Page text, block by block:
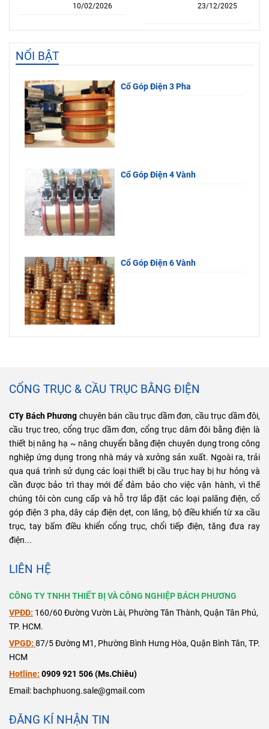
2P (15A)
10/02/2026 23/12/2025
NỔI BẬT
Cổ Góp Điện 3 Pha
Cổ Góp Điện 4 Vành
Cổ Góp Điện 6 Vành
CỔNG TRỤC & CẦU TRỤC BẰNG ĐIỆN
CTy Bách Phương chuyên bán cầu trục dầm đơn, cầu trục dầm đôi,
cầu trục treo, cổng trục dầm đơn, cổng trục dâm đôi bằng điện là
thiết bị nâng hạ ~ nâng chuyển bằng điện chuyên dụng trong công
nghiệp ứng dụng trong nhà máy và xưởng sản xuất. Ngoài ra, trải
qua quá trình sử dụng các loại thiết bị cầu trục hay bị hư hỏng và
cần được bảo trì thay mới để đảm bảo cho việc vận hành, vì thế
chúng tôi còn cung cấp và hỗ trợ lắp đặt các loại palăng điện, cổ
góp điện 3 pha, dây cáp điện dẹt, con lăng, bộ điều khiển từ xa cầu
trục, tay bấm điều khiển cổng trục, chổi tiếp điện, tăng đưa ray
điện...
LIÊN HỆ
CÔNG TY TNHH THIẾT BỊ VÀ CÔNG NGHIỆP BÁCH PHƯƠNG
VPĐD: 160/60 Đường Vườn Lài, Phường Tân Thành, Quận Tân Phú,
TP. HCM.
VPGD: 87/5 Đường M1, Phường Bình Hưng Hòa, Quận Bình Tân, TP.
HCM
Hotline: 0909 921 506 (Ms.Chiêu)
Email: bachphuong.sale@gmail.com
ĐĂNG KÍ NHẬN TIN